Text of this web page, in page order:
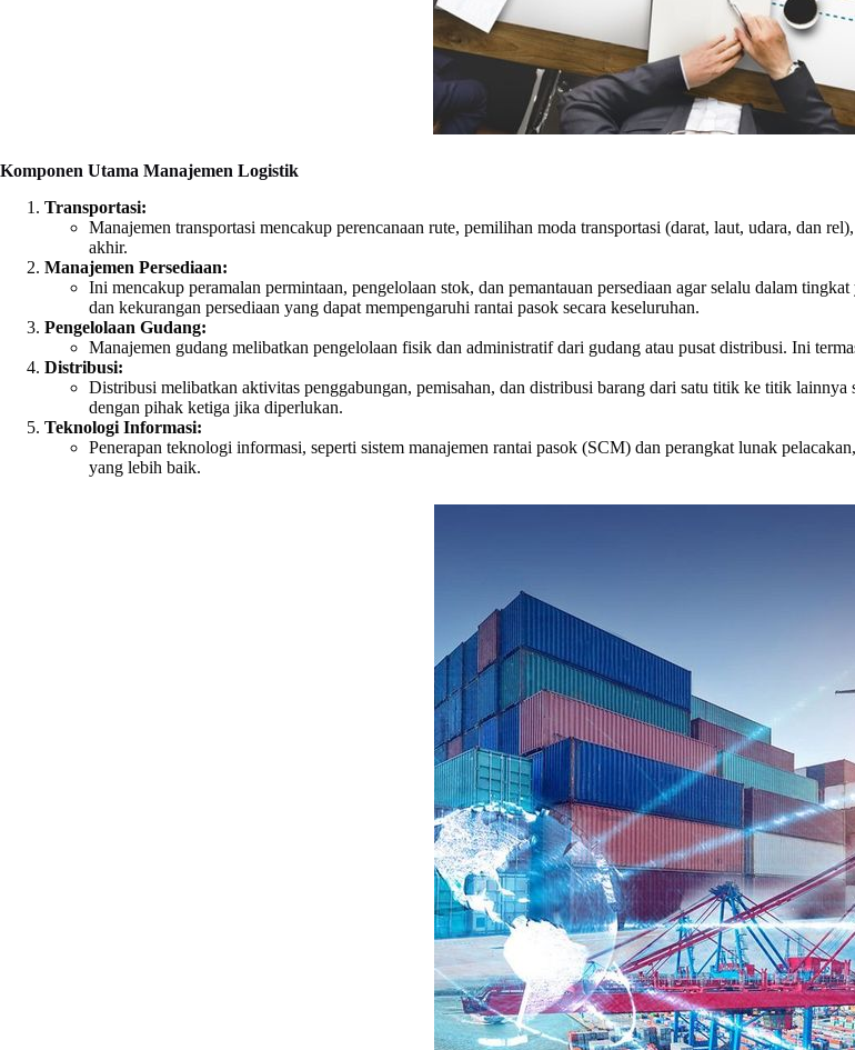
Komponen Utama Manajemen Logistik
Transportasi:
Manajemen transportasi mencakup perencanaan rute, pemilihan moda transportasi (darat, laut, udara, dan
akhir.
Manajemen Persediaan:
Ini mencakup peramalan permintaan, pengelolaan stok, dan pemantauan persediaan agar selalu dalam
dan kekurangan persediaan yang dapat mempengaruhi rantai pasok secara keseluruhan.
Pengelolaan Gudang:
Manajemen gudang melibatkan pengelolaan fisik dan administratif dari gudang atau pusat distribusi. Ini
Distribusi:
Distribusi melibatkan aktivitas penggabungan, pemisahan, dan distribusi barang dari satu titik ke titik
dengan pihak ketiga jika diperlukan.
Teknologi Informasi:
Penerapan teknologi informasi, seperti sistem manajemen rantai pasok (SCM) dan perangkat lunak
yang lebih baik.